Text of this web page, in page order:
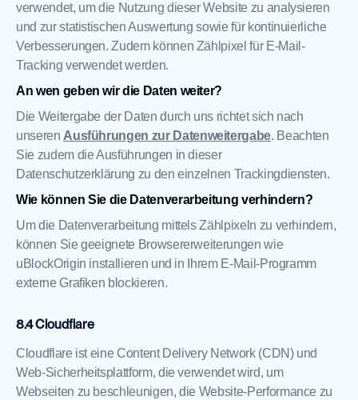
verwendet, um die Nutzung dieser Website zu analysieren
und zur statistischen Auswertung sowie für kontinuierliche
Verbesserungen. Zudem können Zählpixel für E-Mail-
Tracking verwendet werden.
An wen geben wir die Daten weiter?
Die Weitergabe der Daten durch uns richtet sich nach
unseren Ausführungen zur Datenweitergabe. Beachten
Sie zudem die Ausführungen in dieser
Datenschutzerklärung zu den einzelnen Trackingdiensten.
Wie können Sie die Datenverarbeitung verhindern?
Um die Datenverarbeitung mittels Zählpixeln zu verhindern,
können Sie geeignete Browsererweiterungen wie
uBlockOrigin installieren und in Ihrem E-Mail-Programm
externe Grafiken blockieren.
Cloudflare
Cloudflare ist eine Content Delivery Network (CDN) und
Web-Sicherheitsplattform, die verwendet wird, um
Webseiten zu beschleunigen, die Website-Performance zu